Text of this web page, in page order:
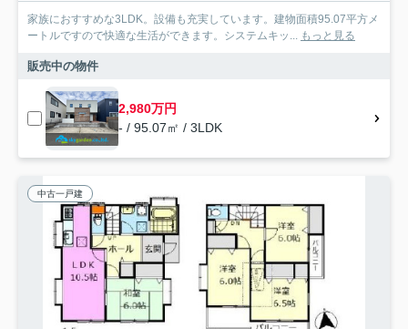
家族におすすめな3LDK。設備も充実しています。建物面積95.07平方メ
ートルですので快適な生活ができます。システムキッ... もっと見る
販売中の物件
2,980万円
- / 95.07㎡ / 3LDK
中古一戸建